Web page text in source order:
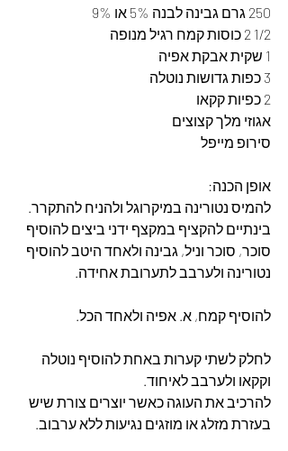
250 גרם גבינה לבנה 5% או 9%
1/2 2 כוסות קמח רגיל מנופה
1 שקית אבקת אפיה
3 כפות גדושות נוטלה
2 כפיות קקאו
אגוזי מלך קצוצים
סירופ מייפל
אופן הכנה:
להמיס נטורינה במיקרוגל ולהניח להתקרר.
בינתיים להקציף במקצף ידני ביצים להוסיף
סוכר, סוכר וניל, גבינה ולאחד היטב להוסיף
נטורינה ולערבב לתערובת אחידה.
להוסיף קמח, א. אפיה ולאחד הכל.
לחלק לשתי קערות באחת להוסיף נוטלה
וקקאו ולערבב לאיחוד.
להרכיב את העוגה כאשר יוצרים צורת שיש
בעזרת מזלג או מוזגים נגיעות ללא ערבוב.